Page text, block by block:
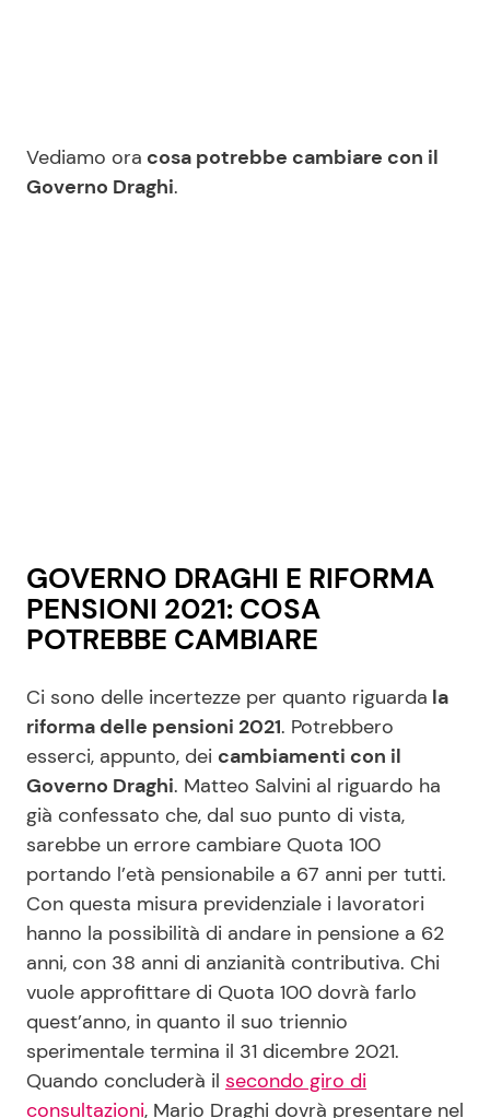
Vediamo ora cosa potrebbe cambiare con il
Governo Draghi.
GOVERNO DRAGHI E RIFORMA
PENSIONI 2021: COSA
POTREBBE CAMBIARE
Ci sono delle incertezze per quanto riguarda la
riforma delle pensioni 2021. Potrebbero
esserci, appunto, dei cambiamenti con il
Governo Draghi. Matteo Salvini al riguardo ha
già confessato che, dal suo punto di vista,
sarebbe un errore cambiare Quota 100
portando l’età pensionabile a 67 anni per tutti.
Con questa misura previdenziale i lavoratori
hanno la possibilità di andare in pensione a 62
anni, con 38 anni di anzianità contributiva. Chi
vuole approfittare di Quota 100 dovrà farlo
quest’anno, in quanto il suo triennio
sperimentale termina il 31 dicembre 2021.
Quando concluderà il secondo giro di
consultazioni, Mario Draghi dovrà presentare nel